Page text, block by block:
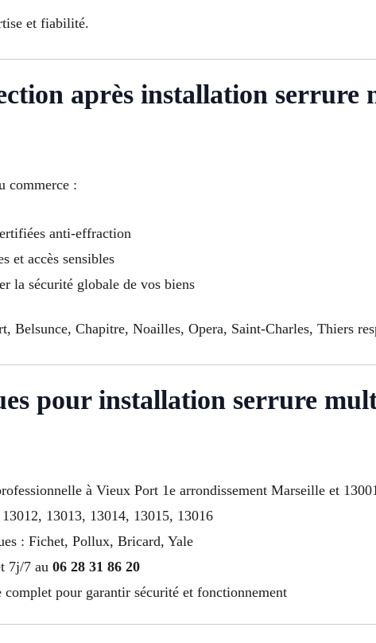
et fiabilité.
après installation
commerce :
anti-effraction
et accès sensibles
la sécurité globale de vos biens
Belsunce, Chapitre, Noailles, Opera, Saint-Charles, Thiers
pour installation serrure
à Vieux Port 1e arrondissement Marseille et
13013, 13014, 13015, 13016
: Fichet, Pollux, Bricard, Yale
7j/7 au 06 28 31 86 20
pour garantir sécurité et fonctionnement